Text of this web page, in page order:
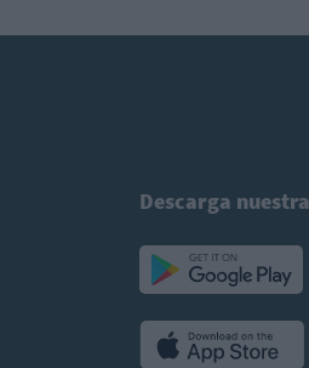
Descarga